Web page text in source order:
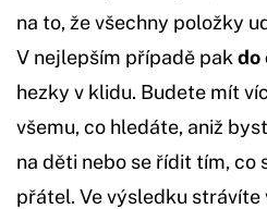
na to, že všechny položky
V nejlepším případě pak do
hezky v klidu. Budete mít
všemu, co hledáte, aniž
na děti nebo se řídit tím, co
přátel. Ve výsledku strávíte